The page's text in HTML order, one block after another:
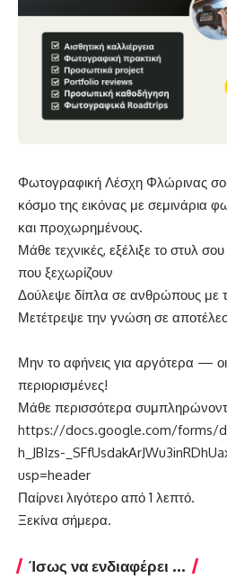
Φωτογραφική Λέσχη Φλώρινας
κόσμο της εικόνας με σεμινάρια
και προχωρημένους.
Μάθε τεχνικές, εξέλιξε το στυλ
που ξεχωρίζουν
Δούλεψε δίπλα σε ανθρώπους με
Μετέτρεψε την γνώση σε
Μην το αφήνεις για αργότερα — οι
περιορισμένες!
Μάθε περισσότερα
https://docs.google.com/forms/
h_JBIzs-
usp=header
Παίρνει λιγότερο από 1 λεπτό.
Ξεκίνα σήμερα.
Ίσως να ενδιαφέρει ...